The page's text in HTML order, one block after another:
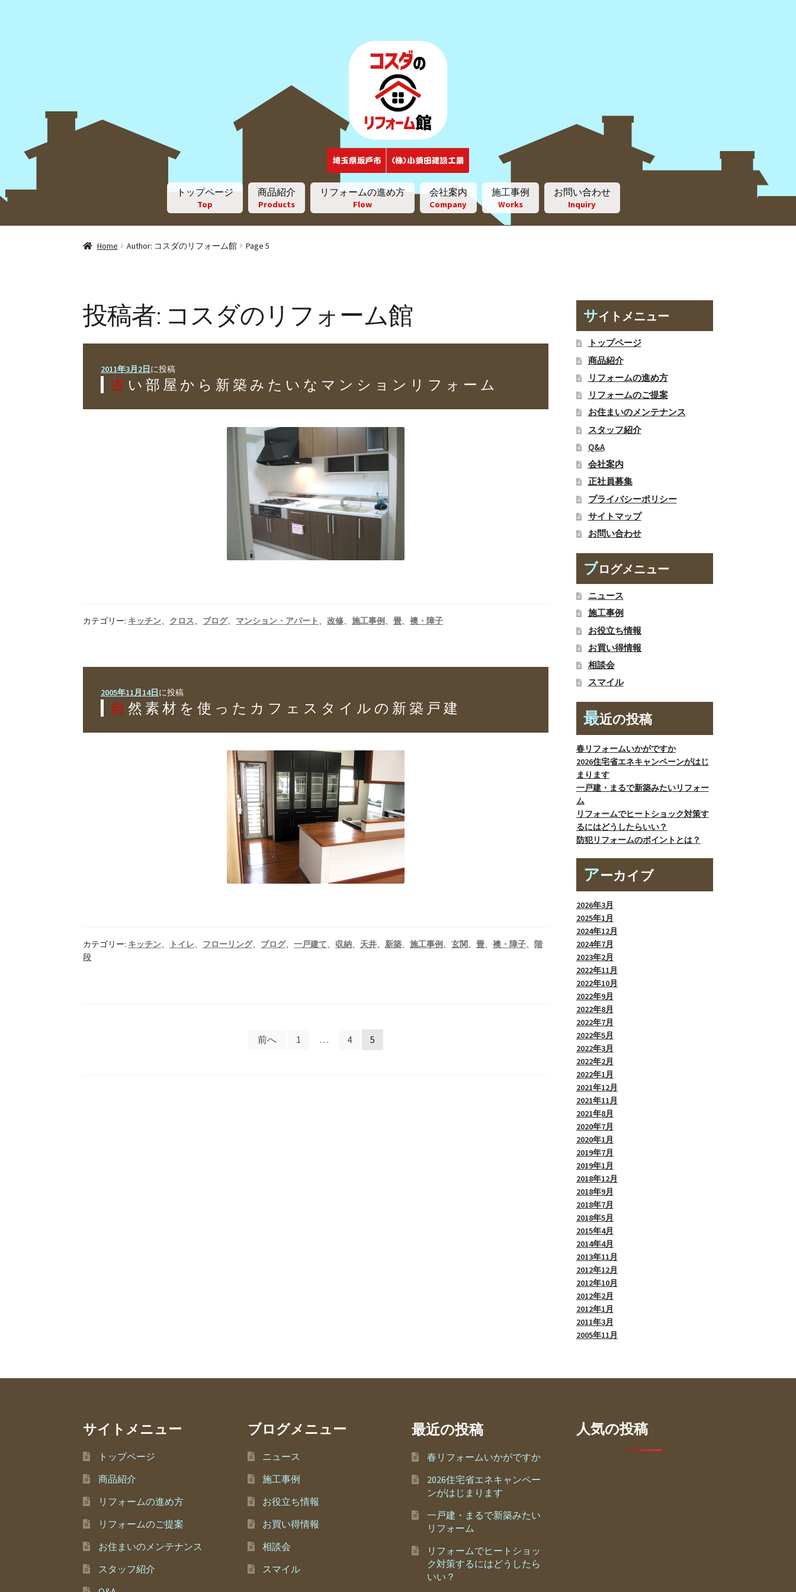
ゲ
ー
シ
ョ
ン
ス
キ
プ
テ
ン
ツ
へ
ス
ッ
プ
トップページ
Top
商品紹介
Products
リフォームの進め方
Flow
会社案内
Company
施工事例
Works
お問い合わせ
Inquiry
Home Author: コスダのリフォーム館 Page 5
投稿者: コスダのリフォーム館
2011年3月2日に投稿
古い部屋から新築みたいなマンションリフォーム
カテゴリー: キッチン、 クロス、 ブログ、 マンション・アパート 、改修、施工事例、畳、襖・障子
2005年11月14日 に投稿
自然素材を使ったカフェスタイルの新築戸建
カテゴリー: キッチン、 トイレ、 フローリング、 ブログ、一戸建て、 収納、 天井、新築、施工事例、玄関、畳、襖・障子、階
段
前へ 1 … 4 5
サイトメニュー
トップページ
商品紹介
リフォームの進め方
リフォームのご提案
お住まいのメンテナンス
スタッフ紹介
Q&A
会社案内
正社員募集
プライバシーポリシー
サイトマップ
お問い合わせ
ブログメニュー
ニュース
施工事例
お役立ち情報
お買い得情報
相談会
スマイル
最近の投稿
春リフォームいかがですか
2026住宅省エネキャンペーンがはじ
まります
一戸建・まるで新築みたいリフォー
ム
リフォームでヒートショック対策す
るにはどうしたらいい？
防犯リフォームのポイントとは？
アーカイブ
2026年3月
2025年1月
2024年12月
2024年7月
2023年2月
2022年11月
2022年10月
2022年9月
2022年8月
2022年7月
2022年5月
2022年3月
2022年2月
2022年1月
2021年12月
2021年11月
2021年8月
2020年7月
2020年1月
2019年7月
2019年1月
2018年12月
2018年9月
2018年7月
2018年5月
2015年4月
2014年4月
2013年11月
2012年12月
2012年10月
2012年2月
2012年1月
2011年3月
2005年11月
サイトメニュー
トップページ
商品紹介
リフォームの進め方
リフォームのご提案
お住まいのメンテナンス
スタッフ紹介
ブログメニュー
ニュース
施工事例
お役立ち情報
お買い得情報
相談会
スマイル
最近の投稿
春リフォームいかがですか
2026住宅省エネキャンペー
ンがはじまります
一戸建・まるで新築みたい
リフォーム
リフォームでヒートショッ
ク対策するにはどうしたら
いい？
人気の投稿